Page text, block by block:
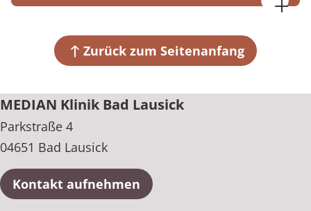
04651 Bad LausickZurück zum Seitenanfang
MEDIAN Klinik Bad Lausick
Parkstraße 4
04651 Bad Lausick
Kontakt aufnehmen